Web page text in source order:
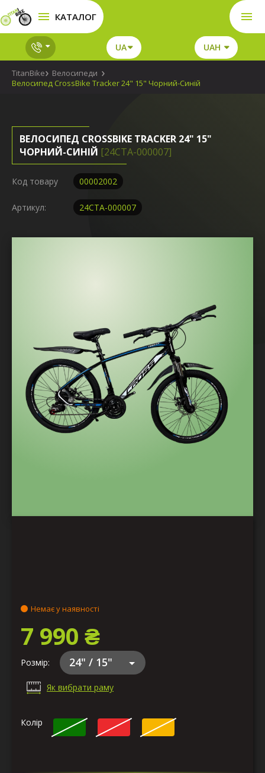
КАТАЛОГ
UA UAH
TitanBike
Велосипеди
Велосипед CrossBike Tracker 24" 15" Чорний-Синій
ВЕЛОСИПЕД CROSSBIKE TRACKER 24" 15"
ЧОРНИЙ-СИНІЙ [24СTA-000007]
Код товару 00002002
Артикул: 24СTA-000007
Немає у наявності
7 990 ₴
Розмір: 24" / 15"
Як вибрати раму
Колір